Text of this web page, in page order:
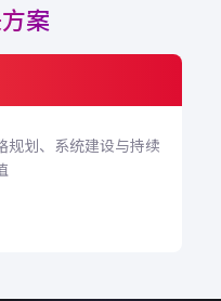
案
维和线上交付能力，促